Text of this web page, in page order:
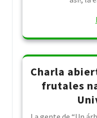
Charla
frutales